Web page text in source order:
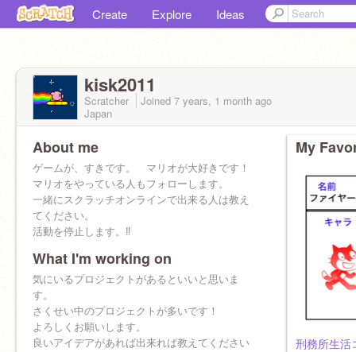
Create Explore Ideas
kisk2011
Scratcher Joined 7 years, 1 month ago
Japan
About me
ゲームが、すきです。 マリオが大好きです！
マリオをやっている人もフォローします。
一緒にスクラッチオンラインで出来る人は教え
てください。
活動を停止します。‼️
What I'm working on
気にいるプロジェクトがあるといいと思いま
す。
さくせい中のプロジェクトが多いです！
よろしくお願いします。
良いアイデアがあれば出来れば教えてください
My
刑務所生活